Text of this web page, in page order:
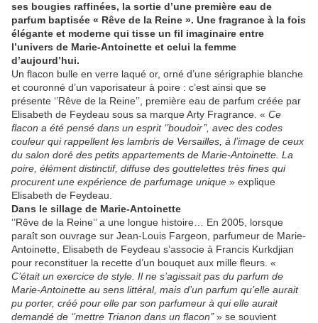
ses bougies raffinées, la sortie d’une première eau de
parfum baptisée « Rêve de la Reine ». Une fragrance à la fois
élégante et moderne qui tisse un fil imaginaire entre
l’univers de Marie-Antoinette et celui la femme
d’aujourd’hui.
Un flacon bulle en verre laqué or, orné d’une sérigraphie blanche
et couronné d’un vaporisateur à poire : c’est ainsi que se
présente ‘’Rêve de la Reine’’, première eau de parfum créée par
Elisabeth de Feydeau sous sa marque Arty Fragrance. « Ce
flacon a été pensé dans un esprit ‘’boudoir’’, avec des codes
couleur qui rappellent les lambris de Versailles, à l’image de ceux
du salon doré des petits appartements de Marie-Antoinette. La
poire, élément distinctif, diffuse des gouttelettes très fines qui
procurent une expérience de parfumage unique » explique
Elisabeth de Feydeau.
Dans le sillage de Marie-Antoinette
‘’Rêve de la Reine’’ a une longue histoire… En 2005, lorsque
paraît son ouvrage sur Jean-Louis Fargeon, parfumeur de Marie-
Antoinette, Elisabeth de Feydeau s’associe à Francis Kurkdjian
pour reconstituer la recette d’un bouquet aux mille fleurs. «
C’était un exercice de style. Il ne s’agissait pas du parfum de
Marie-Antoinette au sens littéral, mais d’un parfum qu’elle aurait
pu porter, créé pour elle par son parfumeur à qui elle aurait
demandé de ‘’mettre Trianon dans un flacon’’» se souvient